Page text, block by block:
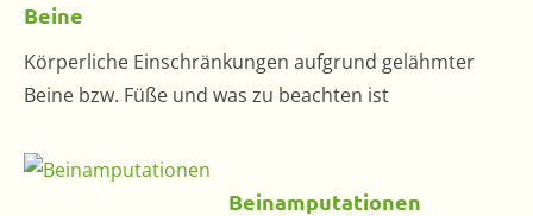
Beine
Körperliche Einschränkungen aufgrund gelähmter
Beine bzw. Füße und was zu beachten ist
Beinamputationen